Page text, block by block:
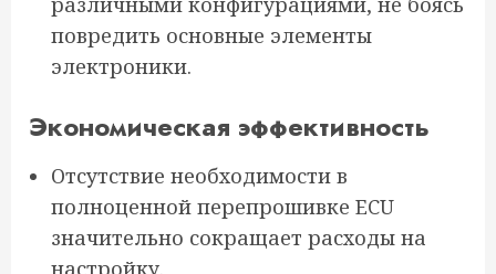
повредить основные элементы
электроники.
Экономическая эффективность
Отсутствие необходимости в
полноценной перепрошивке ECU
значительно сокращает расходы на
настройку.